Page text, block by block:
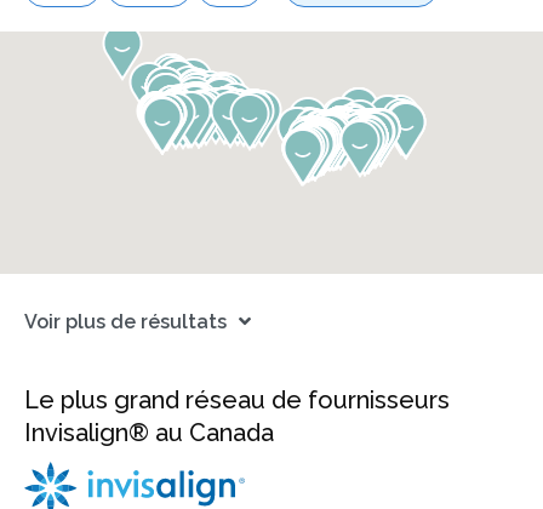
Voir plus de résultats
Le plus grand réseau de fournisseurs
Invisalign® au Canada